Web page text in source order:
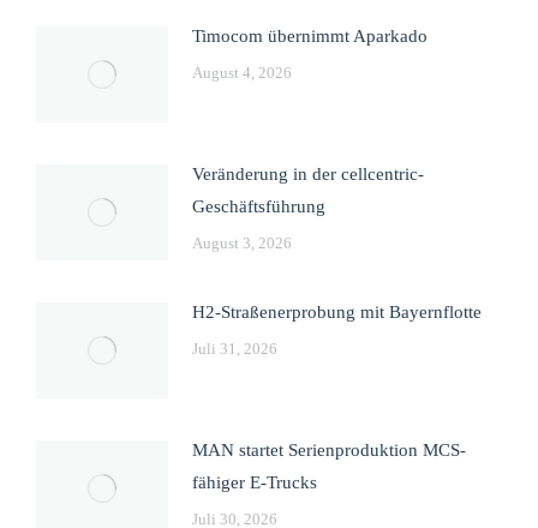
Timocom übernimmt Aparkado
August 4, 2026
Veränderung in der cellcentric-
Geschäftsführung
August 3, 2026
H2-Straßenerprobung mit Bayernflotte
Juli 31, 2026
MAN startet Serienproduktion MCS-
fähiger E-Trucks
Juli 30, 2026